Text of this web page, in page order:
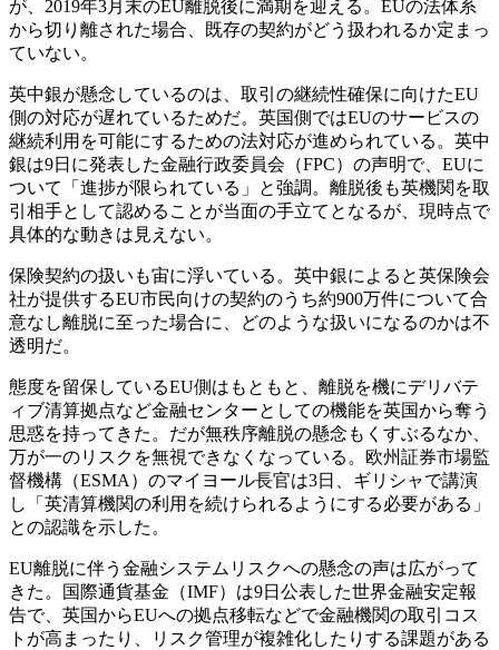
が、2019年3月末のEU離脱後に満期を迎える。EUの法体系
から切り離された場合、既存の契約がどう扱われるか定まっ
ていない。
英中銀が懸念しているのは、取引の継続性確保に向けたEU
側の対応が遅れているためだ。英国側ではEUのサービスの
継続利用を可能にするための法対応が進められている。英中
銀は9日に発表した金融行政委員会（FPC）の声明で、EUに
ついて「進捗が限られている」と強調。離脱後も英機関を取
引相手として認めることが当面の手立てとなるが、現時点で
具体的な動きは見えない。
保険契約の扱いも宙に浮いている。英中銀によると英保険会
社が提供するEU市民向けの契約のうち約900万件について合
意なし離脱に至った場合に、どのような扱いになるのかは不
透明だ。
態度を留保しているEU側はもともと、離脱を機にデリバテ
ィブ清算拠点など金融センターとしての機能を英国から奪う
思惑を持ってきた。だが無秩序離脱の懸念もくすぶるなか、
万が一のリスクを無視できなくなっている。欧州証券市場監
督機構（ESMA）のマイヨール長官は3日、ギリシャで講演
し「英清算機関の利用を続けられるようにする必要がある」
との認識を示した。
EU離脱に伴う金融システムリスクへの懸念の声は広がって
きた。国際通貨基金（IMF）は9日公表した世界金融安定報
告で、英国からEUへの拠点移転などで金融機関の取引コス
トが高まったり、リスク管理が複雑化したりする課題がある